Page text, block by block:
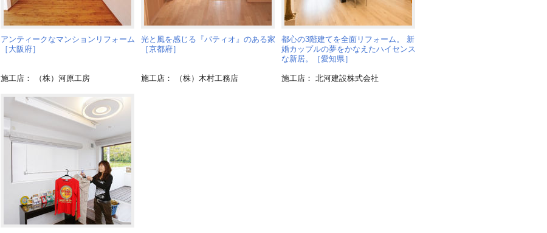
アンティークなマンションリフォーム
［大阪府］
施工店： （株）河原工房
光と風を感じる『パティオ』のある家
［京都府］
施工店： （株）木村工務店
都心の3階建てを全面リフォーム。 新
婚カップルの夢をかなえたハイセンス
な新居。［愛知県］
施工店： 北河建設株式会社